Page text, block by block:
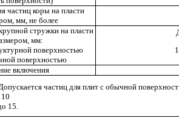
частиц коры на пласти
мм, не более
стружки на пласти
мм:
поверхностью
поверхностью
включения
частиц для плит с обычной
15.